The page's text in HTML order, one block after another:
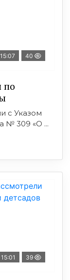
40
по
с Указом
№ 309 «О ...
39